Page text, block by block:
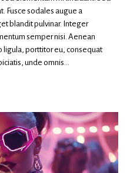
Fusce sodales augue a
blandit pulvinar. Integer
semper nisi. Aenean
ligula, porttitor eu, consequat
unde omnis…